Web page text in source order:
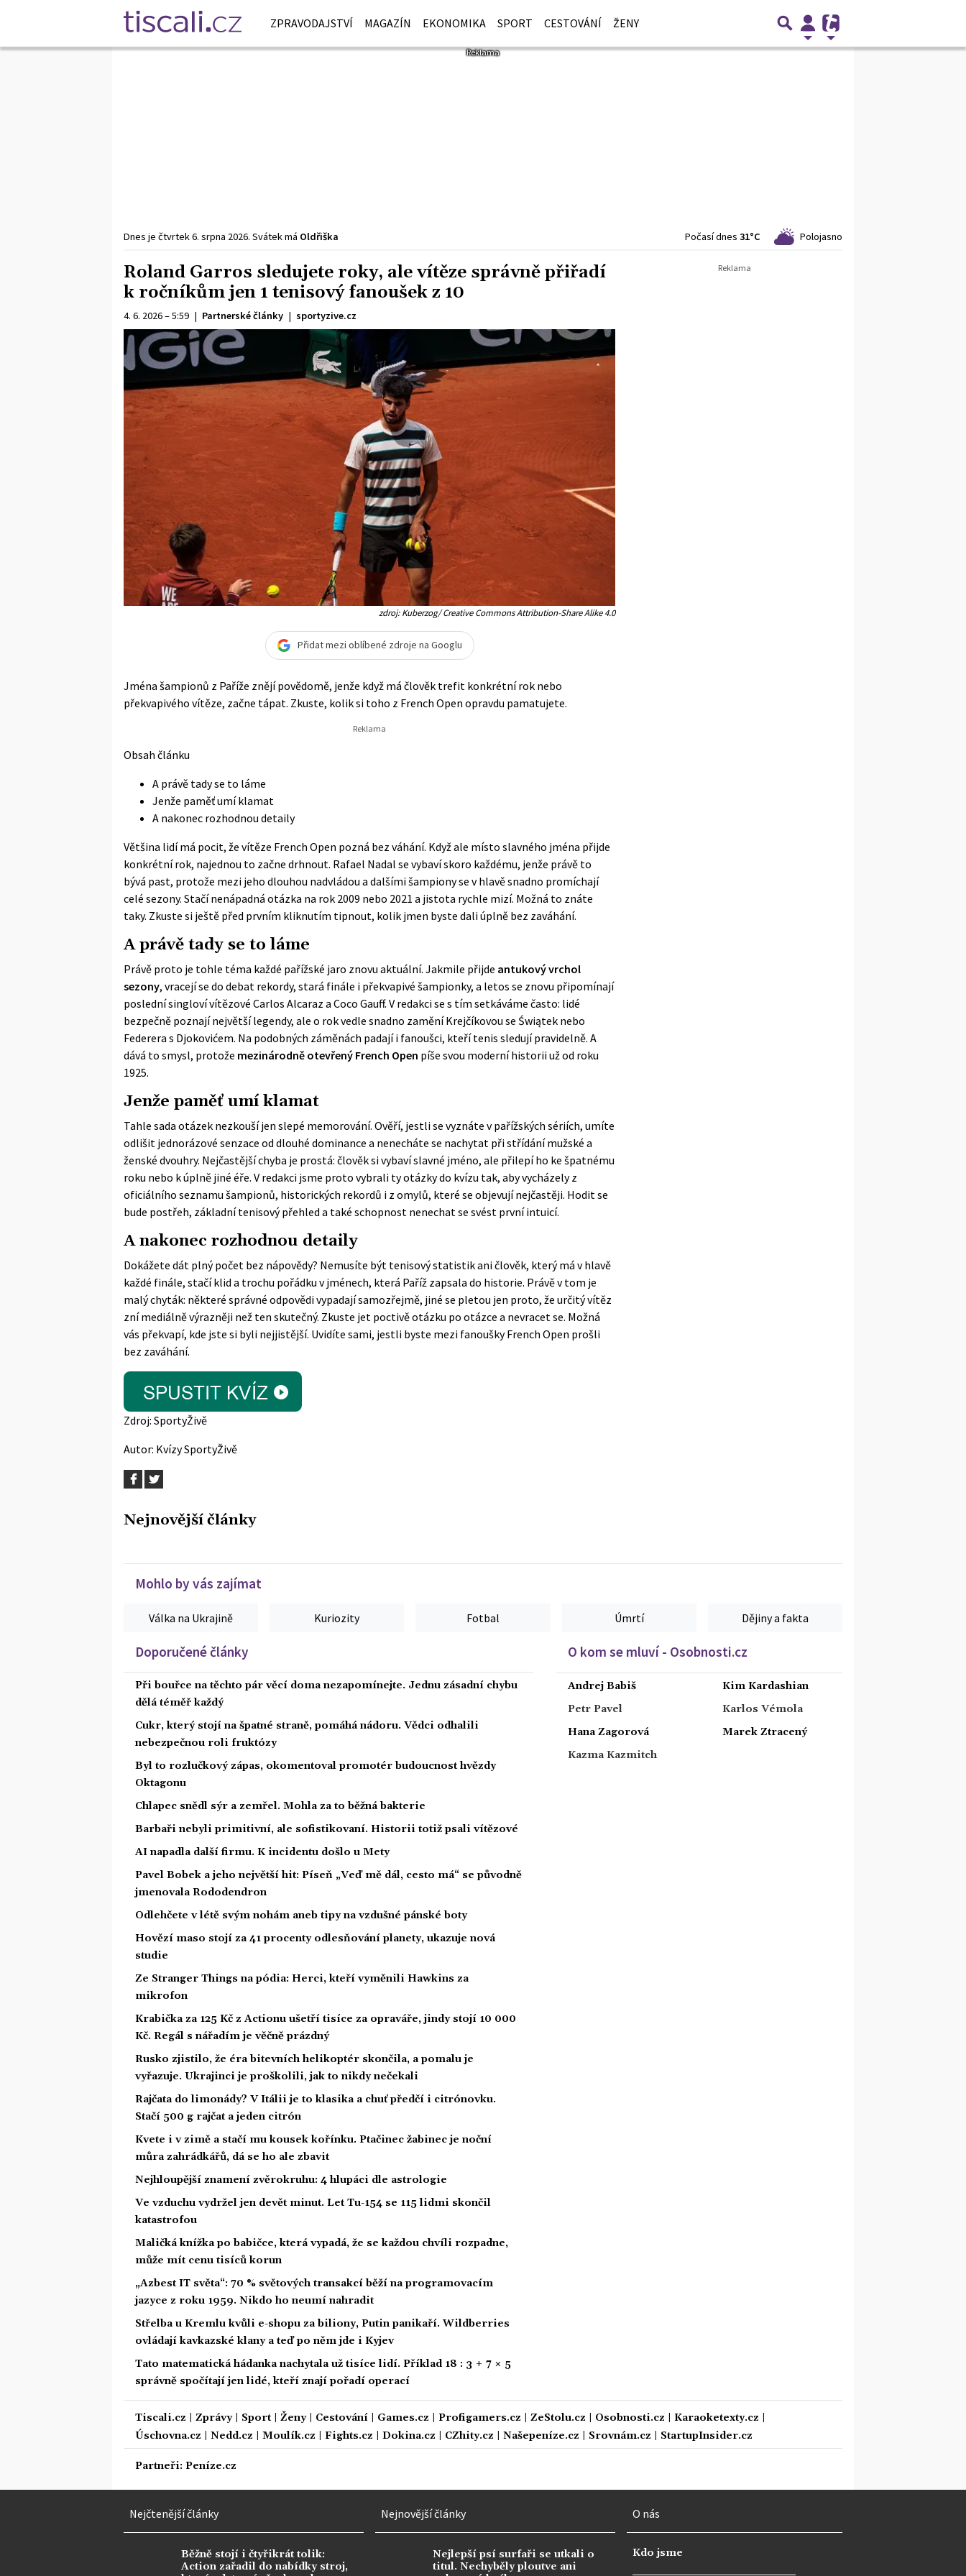
ZPRAVODAJSTVÍ MAGAZÍN EKONOMIKA SPORT CESTOVÁNÍ ŽENY
Dnes je čtvrtek6. srpna 2026. Svátek má Oldřiška Počasí dnes 31°C Polojasno
Roland Garros sledujete roky, ale vítěze správně přiřadí
k ročníkům jen 1 tenisový fanoušek z 10
4. 6. 2026 – 5:59 | Partnerské články | sportyzive.cz
zdroj: Kuberzog/ Creative Commons Attribution-Share Alike 4.0
Přidat mezi oblíbené zdroje na Googlu
Jména šampionů z Paříže znějí povědomě, jenže když má člověk trefit konkrétní rok nebo
překvapivého vítěze, začne tápat. Zkuste, kolik si toho z French Open opravdu pamatujete.
Obsah článku
A právě tady se to láme
Jenže paměť umí klamat
A nakonec rozhodnou detaily
Většina lidí má pocit, že vítěze French Open pozná bez váhání. Když ale místo slavného jména přijde
konkrétní rok, najednou to začne drhnout. Rafael Nadal se vybaví skoro každému, jenže právě to
bývá past, protože mezi jeho dlouhou nadvládou a dalšími šampiony se v hlavě snadno promíchají
celé sezony. Stačí nenápadná otázka na rok 2009 nebo 2021 a jistota rychle mizí. Možná to znáte
taky. Zkuste si ještě před prvním kliknutím tipnout, kolik jmen byste dali úplně bez zaváhání.
A právě tady se to láme
Právě proto je tohle téma každé pařížské jaro znovu aktuální. Jakmile přijde antukový vrchol
sezony, vracejí se do debat rekordy, stará finále i překvapivé šampionky, a letos se znovu připomínají
poslední singloví vítězové Carlos Alcaraz a Coco Gauff. V redakci se s tím setkáváme často: lidé
bezpečně poznají největší legendy, ale o rok vedle snadno zamění Krejčíkovou se Świątek nebo
Federera s Djokovićem. Na podobných záměnách padají i fanoušci, kteří tenis sledují pravidelně. A
dává to smysl, protože mezinárodně otevřený French Open píše svou moderní historii už od roku
1925.
Jenže paměť umí klamat
Tahle sada otázek nezkouší jen slepé memorování. Ověří, jestli se vyznáte v pařížských sériích, umíte
odlišit jednorázové senzace od dlouhé dominance a nenecháte se nachytat při střídání mužské a
ženské dvouhry. Nejčastější chyba je prostá: člověk si vybaví slavné jméno, ale přilepí ho ke špatnému
roku nebo k úplně jiné éře. V redakci jsme proto vybrali ty otázky do kvízu tak, aby vycházely z
oficiálního seznamu šampionů, historických rekordů i z omylů, které se objevují nejčastěji. Hodit se
bude postřeh, základní tenisový přehled a také schopnost nenechat se svést první intuicí.
A nakonec rozhodnou detaily
Dokážete dát plný počet bez nápovědy? Nemusíte být tenisový statistik ani člověk, který má v hlavě
každé finále, stačí klid a trochu pořádku v jménech, která Paříž zapsala do historie. Právě v tom je
malý chyták: některé správné odpovědi vypadají samozřejmě, jiné se pletou jen proto, že určitý vítěz
zní mediálně výrazněji než ten skutečný. Zkuste jet poctivě otázku po otázce a nevracet se. Možná
vás překvapí, kde jste si byli nejjistější. Uvidíte sami, jestli byste mezi fanoušky French Open prošli
bez zaváhání.
Zdroj: SportyŽivě
Autor: Kvízy SportyŽivě
Nejnovější články
Mohlo by vás zajímat
Válka na Ukrajině Kuriozity Fotbal Úmrtí Dějiny a fakta
Doporučené články
Při bouřce na těchto pár věcí doma nezapomínejte. Jednu zásadní chybu
dělá téměř každý
Cukr, který stojí na špatné straně, pomáhá nádoru. Vědci odhalili
nebezpečnou roli fruktózy
Byl to rozlučkový zápas, okomentoval promotér budoucnost hvězdy
Oktagonu
Chlapec snědl sýr a zemřel. Mohla za to běžná bakterie
Barbaři nebyli primitivní, ale sofistikovaní. Historii totiž psali vítězové
AI napadla další firmu. K incidentu došlo u Mety
Pavel Bobek a jeho největší hit: Píseň „Veď mě dál, cesto má“ se původně
jmenovala Rododendron
Odlehčete v létě svým nohám aneb tipy na vzdušné pánské boty
Hovězí maso stojí za 41 procenty odlesňování planety, ukazuje nová
studie
Ze Stranger Things na pódia: Herci, kteří vyměnili Hawkins za
mikrofon
Krabička za 125 Kč z Actionu ušetří tisíce za opraváře, jindy stojí 10 000
Kč. Regál s nářadím je věčně prázdný
Rusko zjistilo, že éra bitevních helikoptér skončila, a pomalu je
vyřazuje. Ukrajinci je proškolili, jak to nikdy nečekali
Rajčata do limonády? V Itálii je to klasika a chuť předčí i citrónovku.
Stačí 500 g rajčat a jeden citrón
Kvete i v zimě a stačí mu kousek kořínku. Ptačinec žabinec je noční
můra zahrádkářů, dá se ho ale zbavit
Nejhloupější znamení zvěrokruhu: 4 hlupáci dle astrologie
Ve vzduchu vydržel jen devět minut. Let Tu-154 se 115 lidmi skončil
katastrofou
Maličká knížka po babičce, která vypadá, že se každou chvíli rozpadne,
může mít cenu tisíců korun
„Azbest IT světa“: 70 % světových transakcí běží na programovacím
jazyce z roku 1959. Nikdo ho neumí nahradit
Střelba u Kremlu kvůli e-shopu za biliony, Putin panikaří. Wildberries
ovládají kavkazské klany a teď po něm jde i Kyjev
Tato matematická hádanka nachytala už tisíce lidí. Příklad 18 : 3 + 7 × 5
správně spočítají jen lidé, kteří znají pořadí operací
O kom se mluví - Osobnosti.cz
Andrej Babiš
Petr Pavel
Hana Zagorová
Kazma Kazmitch
Kim Kardashian
Karlos Vémola
Marek Ztracený
Tiscali.cz Zprávy| Sport| Ženy| Cestování Games.cz Profigamers.cz ZeStolu.cz Osobnosti.cz Karaoketexty.cz
Úschovna.cz
Nedd.cz Moulík.cz Fights.cz Dokina.cz CZhity.cz Našepeníze.cz Srovnám.cz StartupInsider.cz
Partneři: Peníze.cz
Nejčtenější články
Běžně stojí i čtyřikrát tolik:
Action zařadil do nabídky stroj,
Nejnovější články
Nejlepší psí surfaři se utkali o
titul. Nechyběly ploutve ani
O nás
Kdo jsme